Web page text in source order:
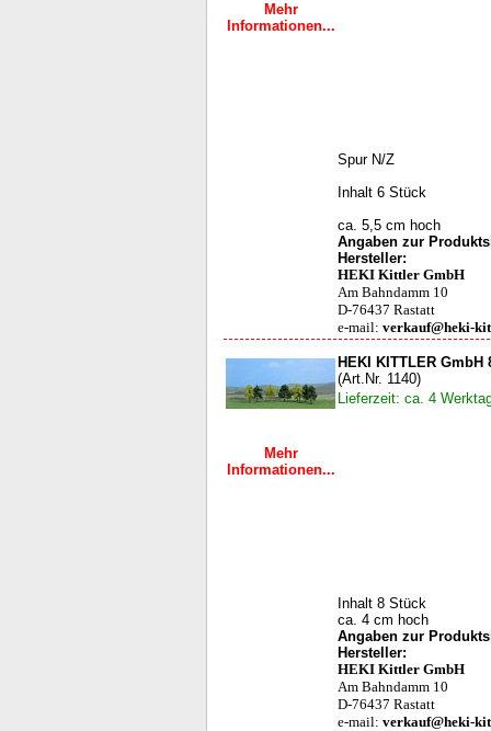
Mehr
Informationen...
Spur N/Z
Inhalt 6 Stück
ca. 5,5 cm hoch
Angaben zur
Hersteller:
HEKI Kittler GmbH
Am Bahndamm 10
D-76437 Rastatt
e-mail: verkauf@heki-
Mehr
Informationen...
HEKI KITTLER
(Art.Nr. 1140)
Lieferzeit: ca. 4
Inhalt 8 Stück
ca. 4 cm hoch
Angaben zur
Hersteller:
HEKI Kittler GmbH
Am Bahndamm 10
D-76437 Rastatt
e-mail: verkauf@heki-